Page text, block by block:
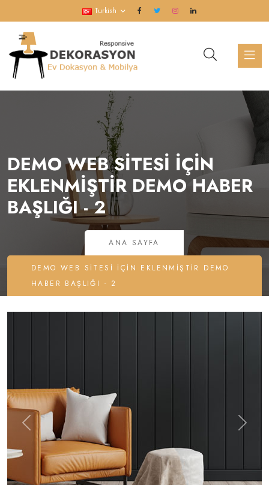
Turkish
DEMO WEB SITESI İÇIN
EKLENMIŞTIR DEMO HABER
BAŞLIĞI - 2
ANA SAYFA
DEMO WEB SITESI İÇIN EKLENMIŞTIR DEMO
HABER BAŞLIĞI - 2
Previous Next